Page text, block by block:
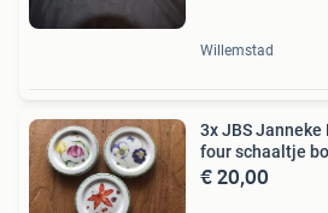
Willemstad
3x JBS
four schaaltje
€ 20,00